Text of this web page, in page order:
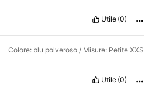
Utile (0)
Colore: blu polveroso / Misure: Petite XXS
Utile (0)